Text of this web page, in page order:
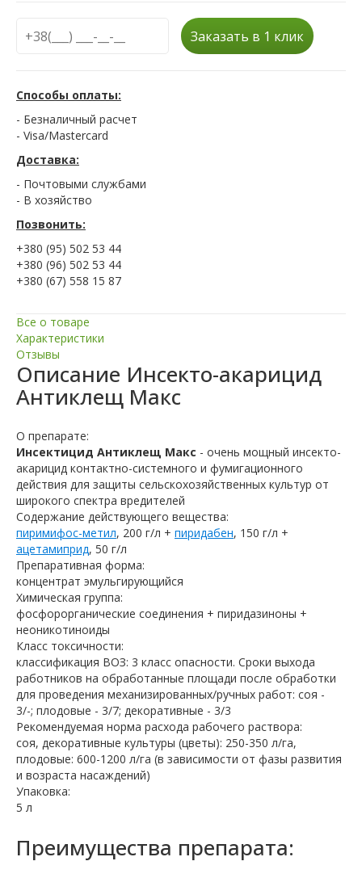
Заказать в 1 клик
Способы оплаты:
- Безналичный расчет
- Visa/Mastercard
Доставка:
- Почтовыми службами
- В хозяйство
Позвонить:
+380 (95) 502 53 44
+380 (96) 502 53 44
+380 (67) 558 15 87
Все о товаре
Характеристики
Отзывы
Описание Инсекто-акарицид
Антиклещ Макс
О препарате:
Инсектицид Антиклещ Макс - очень мощный инсекто-
акарицид контактно-системного и фумигационного
действия для защиты сельскохозяйственных культур от
широкого спектра вредителей
Содержание действующего вещества:
пиримифос-метил, 200 г/л + пиридабен, 150 г/л +
ацетамиприд, 50 г/л
Препаративная форма:
концентрат эмульгирующийся
Химическая группа:
фосфорорганические соединения + пиридазиноны +
неоникотиноиды
Класс токсичности:
классификация ВОЗ: 3 класс опасности. Сроки выхода
работников на обработанные площади после обработки
для проведения механизированных/ручных работ: соя -
3/-; плодовые - 3/7; декоративные - 3/3
Рекомендуемая норма расхода рабочего раствора:
соя, декоративные культуры (цветы): 250-350 л/га,
плодовые: 600-1200 л/га (в зависимости от фазы развития
и возраста насаждений)
Упаковка:
5 л
Преимущества препарата: